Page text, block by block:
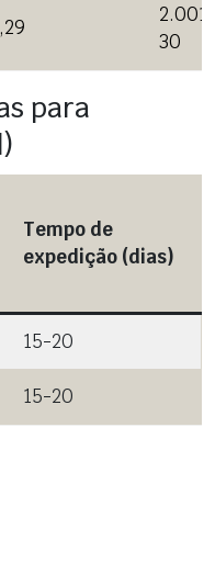
2.001
30
para
Tempo de
expedição (dias)
15-20
15-20